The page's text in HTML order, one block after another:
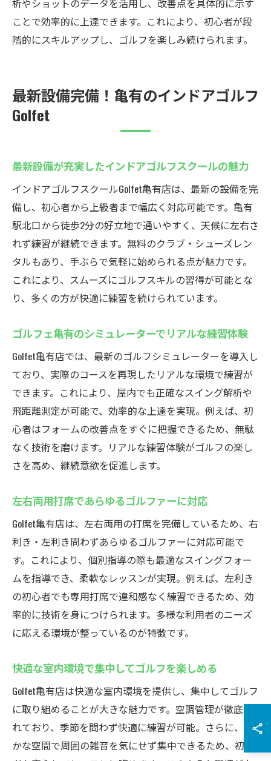
析やショットのデータを活用し、改善点を具体的に示す
ことで効率的に上達できます。これにより、初心者が段
階的にスキルアップし、ゴルフを楽しみ続けられます。
最新設備完備！亀有のインドアゴルフ
Golfet
最新設備が充実したインドアゴルフスクールの魅力
インドアゴルフスクールGolfet亀有店は、最新の設備を完
備し、初心者から上級者まで幅広く対応可能です。亀有
駅北口から徒歩2分の好立地で通いやすく、天候に左右さ
れず練習が継続できます。無料のクラブ・シューズレン
タルもあり、手ぶらで気軽に始められる点が魅力です。
これにより、スムーズにゴルフスキルの習得が可能とな
り、多くの方が快適に練習を続けられています。
ゴルフェ亀有のシミュレーターでリアルな練習体験
Golfet亀有店では、最新のゴルフシミュレーターを導入し
ており、実際のコースを再現したリアルな環境で練習が
できます。これにより、屋内でも正確なスイング解析や
飛距離測定が可能で、効率的な上達を実現。例えば、初
心者はフォームの改善点をすぐに把握できるため、無駄
なく技術を磨けます。リアルな練習体験がゴルフの楽し
さを高め、継続意欲を促進します。
左右両用打席であらゆるゴルファーに対応
Golfet亀有店は、左右両用の打席を完備しているため、右
利き・左利き問わずあらゆるゴルファーに対応可能で
す。これにより、個別指導の際も最適なスイングフォー
ムを指導でき、柔軟なレッスンが実現。例えば、左利き
の初心者でも専用打席で違和感なく練習できるため、効
率的に技術を身につけられます。多様な利用者のニーズ
に応える環境が整っているのが特徴です。
快適な室内環境で集中してゴルフを楽しめる
Golfet亀有店は快適な室内環境を提供し、集中してゴルフ
に取り組めることが大きな魅力です。空調管理が徹底さ
れており、季節を問わず快適に練習が可能。さらに、静
かな空間で周囲の雑音を気にせず集中できるため、初心